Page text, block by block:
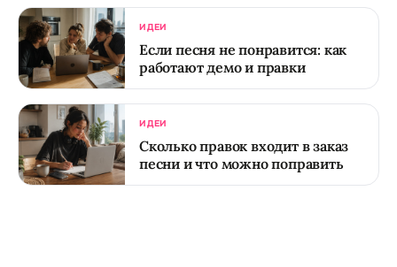
ИДЕИ
Если песня не понравится: как
работают демо и правки
ИДЕИ
Сколько правок входит в заказ
песни и что можно поправить